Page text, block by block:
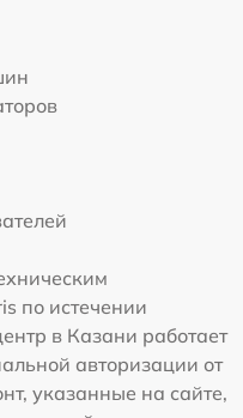
по истечении
в Казани работает
авторизации от
указанные на сайте,